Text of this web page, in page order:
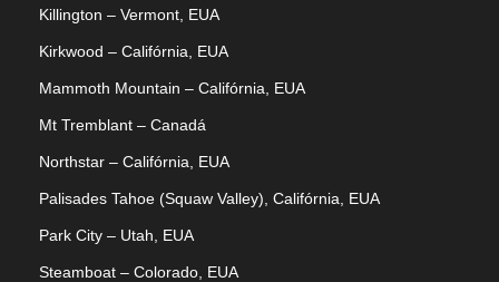
Killington – Vermont, EUA
Kirkwood – Califórnia, EUA
Mammoth Mountain – Califórnia, EUA
Mt Tremblant – Canadá
Northstar – Califórnia, EUA
Palisades Tahoe (Squaw Valley), Califórnia, EUA
Park City – Utah, EUA
Steamboat – Colorado, EUA